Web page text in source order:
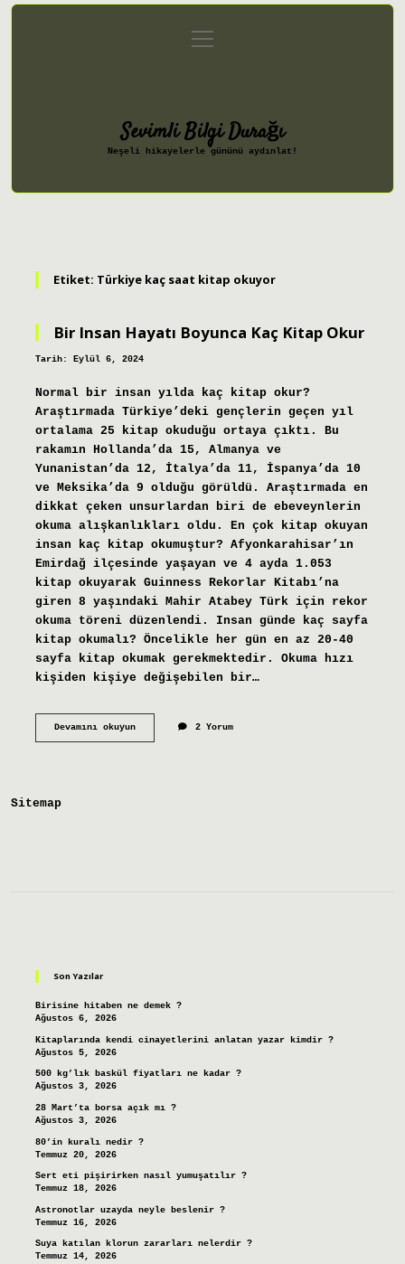
Gizlilik Politikası
menüyü
aç
Sevimli Bilgi Durağı
Neşeli hikayelerle gününü aydınlat!
Etiket: Türkiye kaç saat kitap okuyor
Bir Insan Hayatı Boyunca Kaç Kitap Okur
Tarih: Eylül 6, 2024
Normal bir insan yılda kaç kitap okur?
Araştırmada Türkiye’deki gençlerin geçen yıl
ortalama 25 kitap okuduğu ortaya çıktı. Bu
rakamın Hollanda’da 15, Almanya ve
Yunanistan’da 12, İtalya’da 11, İspanya’da 10
ve Meksika’da 9 olduğu görüldü. Araştırmada en
dikkat çeken unsurlardan biri de ebeveynlerin
okuma alışkanlıkları oldu. En çok kitap okuyan
insan kaç kitap okumuştur? Afyonkarahisar’ın
Emirdağ ilçesinde yaşayan ve 4 ayda 1.053
kitap okuyarak Guinness Rekorlar Kitabı’na
giren 8 yaşındaki Mahir Atabey Türk için rekor
okuma töreni düzenlendi. Insan günde kaç sayfa
kitap okumalı? Öncelikle her gün en az 20-40
sayfa kitap okumak gerekmektedir. Okuma hızı
kişiden kişiye değişebilen bir…
Devamını okuyunBir
2 Yorum
Sitemap
Son Yazılar
Birisine hitaben ne demek ?
Ağustos 6, 2026
Kitaplarında kendi cinayetlerini anlatan yazar kimdir ?
Ağustos 5, 2026
500 kg’lık baskül fiyatları ne kadar ?
Ağustos 3, 2026
28 Mart’ta borsa açık mı ?
Ağustos 3, 2026
80’in kuralı nedir ?
Temmuz 20, 2026
Sert eti pişirirken nasıl yumuşatılır ?
Temmuz 18, 2026
Astronotlar uzayda neyle beslenir ?
Temmuz 16, 2026
Suya katılan klorun zararları nelerdir ?
Temmuz 14, 2026